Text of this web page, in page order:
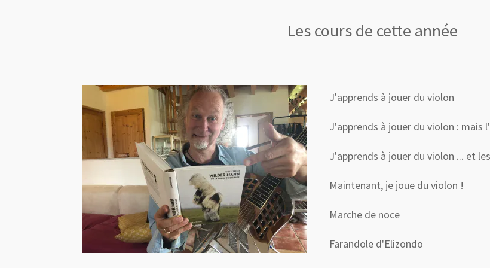
J'apprends à jouer du violon
J'apprends à jouer du violon : mais
J'apprends à jouer du violon ... et
Maintenant, je joue du violon !
Marche de noce
Farandole d'Elizondo
Les cours de cette année